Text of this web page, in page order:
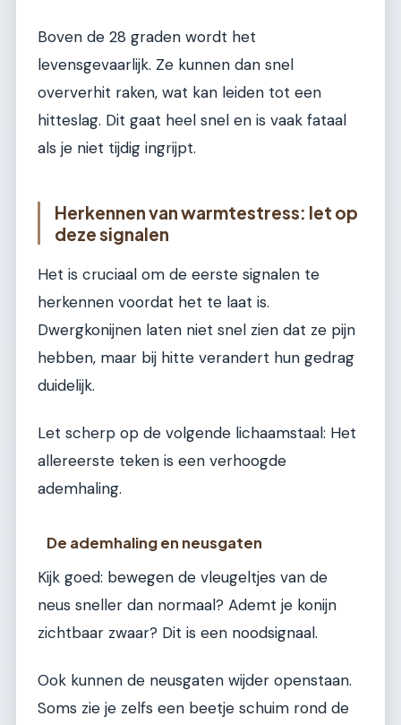
Boven de 28 graden wordt het
levensgevaarlijk. Ze kunnen dan snel
oververhit raken, wat kan leiden tot een
hitteslag. Dit gaat heel snel en is vaak fataal
als je niet tijdig ingrijpt.
Herkennen van warmtestress: let op
deze signalen
Het is cruciaal om de eerste signalen te
herkennen voordat het te laat is.
Dwergkonijnen laten niet snel zien dat ze pijn
hebben, maar bij hitte verandert hun gedrag
duidelijk.
Let scherp op de volgende lichaamstaal: Het
allereerste teken is een verhoogde
ademhaling.
De ademhaling en neusgaten
Kijk goed: bewegen de vleugeltjes van de
neus sneller dan normaal? Ademt je konijn
zichtbaar zwaar? Dit is een noodsignaal.
Ook kunnen de neusgaten wijder openstaan.
Soms zie je zelfs een beetje schuim rond de